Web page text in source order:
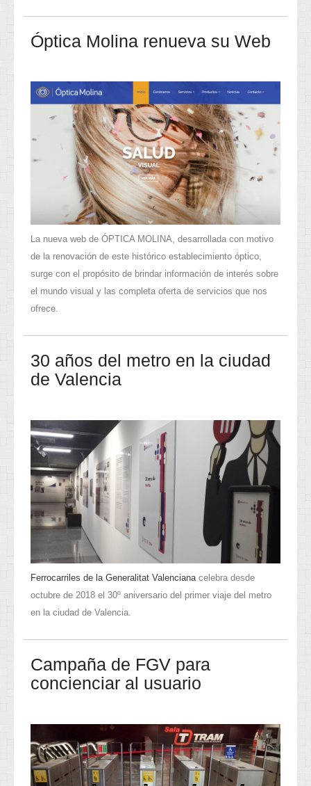
Óptica Molina renueva su Web
La nueva web de ÓPTICA MOLINA, desarrollada con motivo
de la renovación de este histórico establecimiento óptico,
surge con el propósito de brindar información de interés sobre
el mundo visual y las completa oferta de servicios que nos
ofrece.
30 años del metro en la ciudad
de Valencia
Ferrocarriles de la Generalitat Valencianacelebra desde
octubre de 2018 el 30º aniversario del primer viaje del metro
en la ciudad de Valencia.
Campaña de FGV para
concienciar al usuario